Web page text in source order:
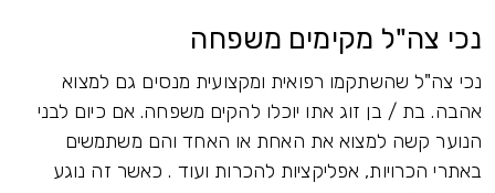
נכי צה"ל מקימים משפחה
נכי צה"ל שהשתקמו רפואית ומקצועית מנסים גם למצוא
אהבה. בת / בן זוג אתו יוכלו להקים משפחה. אם כיום לבני
הנוער קשה למצוא את האחת או האחד והם משתמשים
באתרי הכרויות, אפליקציות להכרות ועוד . כאשר זה נוגע